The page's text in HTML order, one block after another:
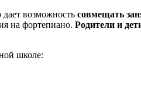
возможность совмещать
на фортепиано. Родители и
школе: